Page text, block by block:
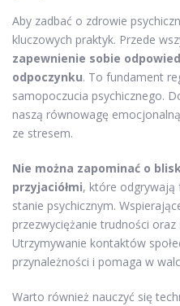
Aby zadbać o zdrowie
kluczowych praktyk. Przede
zapewnienie sobie
odpoczynku. To fundament
samopoczucia psychicznego.
naszą równowagę
ze stresem.
Nie można zapominać o
przyjaciółmi, które odgrywają
stanie psychicznym.
przezwyciężanie trudności
Utrzymywanie kontaktów
przynależności i pomaga w
Warto również nauczyć się